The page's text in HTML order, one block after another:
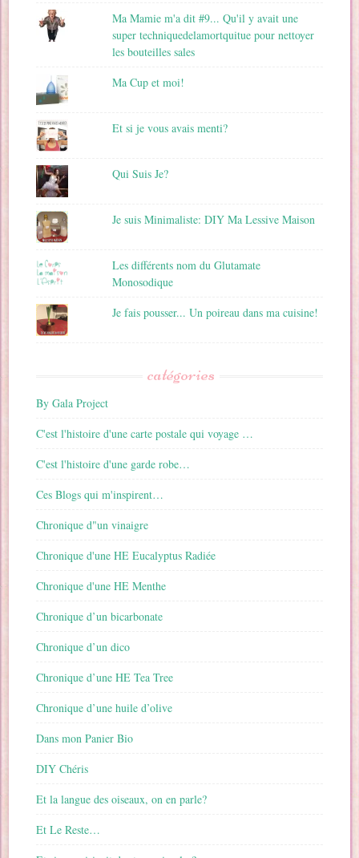
Ma Mamie m'a dit #9... Qu'il y avait une
super techniquedelamortquitue pour nettoyer
les bouteilles sales
Ma Cup et moi!
Et si je vous avais menti?
Qui Suis Je?
Je suis Minimaliste: DIY Ma Lessive Maison
Les différents nom du Glutamate
Monosodique
Je fais pousser... Un poireau dans ma cuisine!
catégories
By Gala Project
C'est l'histoire d'une carte postale qui voyage …
C'est l'histoire d'une garde robe…
Ces Blogs qui m'inspirent…
Chronique d"un vinaigre
Chronique d'une HE Eucalyptus Radiée
Chronique d'une HE Menthe
Chronique d’un bicarbonate
Chronique d’un dico
Chronique d’une HE Tea Tree
Chronique d’une huile d’olive
Dans mon Panier Bio
DIY Chéris
Et la langue des oiseaux, on en parle?
Et Le Reste…